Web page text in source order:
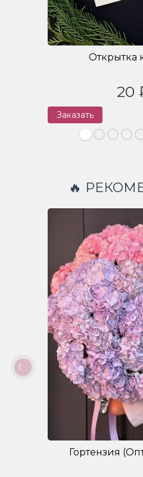
Открытка
20
Заказать
🔥
Гортензия